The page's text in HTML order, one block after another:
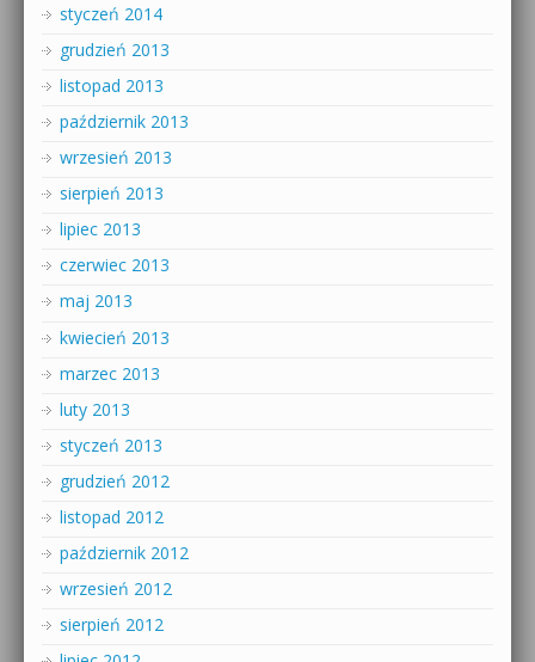
styczeń 2014
grudzień 2013
listopad 2013
październik 2013
wrzesień 2013
sierpień 2013
lipiec 2013
czerwiec 2013
maj 2013
kwiecień 2013
marzec 2013
luty 2013
styczeń 2013
grudzień 2012
listopad 2012
październik 2012
wrzesień 2012
sierpień 2012